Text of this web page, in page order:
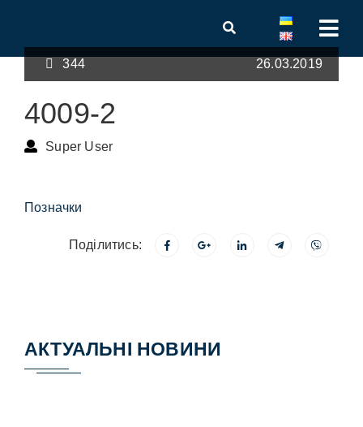
344 26.03.2019
4009-2
Super User
Позначки
Поділитись:
АКТУАЛЬНІ НОВИНИ